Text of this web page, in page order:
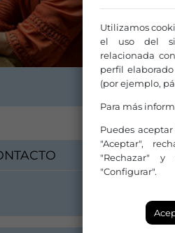
Utilizamos
el uso del
relacionada
perfil
(por ejemplo,
Para más
Puedes
"Aceptar",
"Rechazar" y
"Configurar".